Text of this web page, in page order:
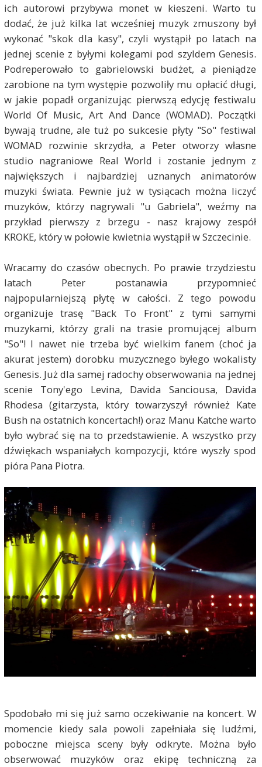
ich autorowi przybywa monet w kieszeni. Warto tu
dodać, że już kilka lat wcześniej muzyk zmuszony był
wykonać "skok dla kasy", czyli wystąpił po latach na
jednej scenie z byłymi kolegami pod szyldem Genesis.
Podreperowało to gabrielowski budżet, a pieniądze
zarobione na tym występie pozwoliły mu opłacić długi,
w jakie popadł organizując pierwszą edycję festiwalu
World Of Music, Art And Dance (WOMAD). Początki
bywają trudne, ale tuż po sukcesie płyty "So" festiwal
WOMAD rozwinie skrzydła, a Peter otworzy własne
studio nagraniowe Real World i zostanie jednym z
największych i najbardziej uznanych animatorów
muzyki świata. Pewnie już w tysiącach można liczyć
muzyków, którzy nagrywali "u Gabriela", weźmy na
przykład pierwszy z brzegu - nasz krajowy zespół
KROKE, który w połowie kwietnia wystąpił w Szczecinie.
Wracamy do czasów obecnych. Po prawie trzydziestu
latach Peter postanawia przypomnieć
najpopularniejszą płytę w całości. Z tego powodu
organizuje trasę "Back To Front" z tymi samymi
muzykami, którzy grali na trasie promującej album
"So"! I nawet nie trzeba być wielkim fanem (choć ja
akurat jestem) dorobku muzycznego byłego wokalisty
Genesis. Już dla samej radochy obserwowania na jednej
scenie Tony'ego Levina, Davida Sanciousa, Davida
Rhodesa (gitarzysta, który towarzyszył również Kate
Bush na ostatnich koncertach!) oraz Manu Katche warto
było wybrać się na to przedstawienie. A wszystko przy
dźwiękach wspaniałych kompozycji, które wyszły spod
pióra Pana Piotra.
Spodobało mi się już samo oczekiwanie na koncert. W
momencie kiedy sala powoli zapełniała się ludźmi,
poboczne miejsca sceny były odkryte. Można było
obserwować muzyków oraz ekipę techniczną za